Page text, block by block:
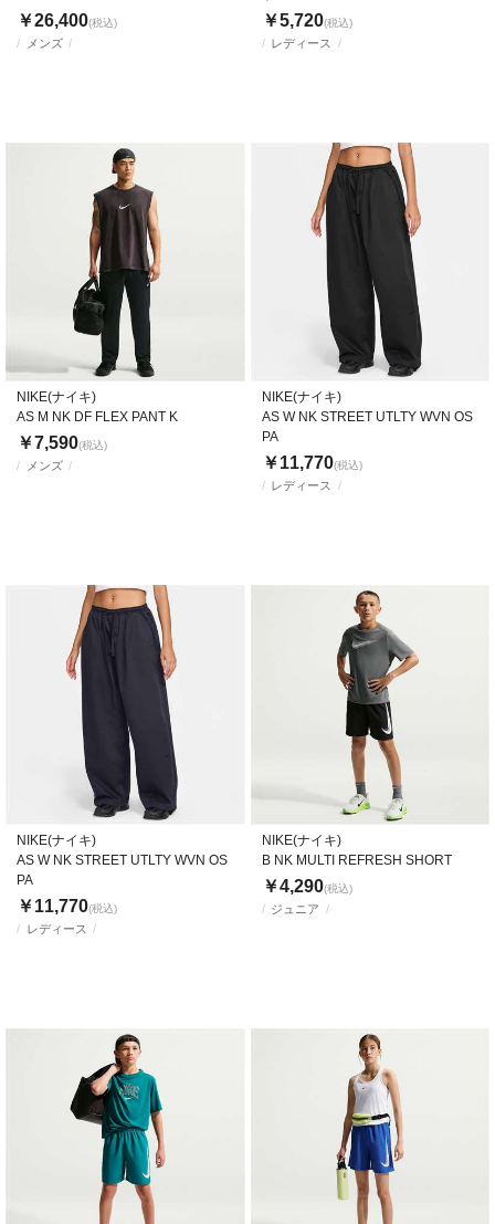
メンズ
￥26,400(税込)
レディース
￥5,720(税込)
メンズ
NIKE(ナイキ)
AS M NK DF FLEX PANT K
￥7,590(税込)
レディース
NIKE(ナイキ)
AS W NK STREET UTLTY WVN OS
PA
￥11,770(税込)
レディース
NIKE(ナイキ)
AS W NK STREET UTLTY WVN OS
PA
￥11,770(税込) ジュニア
NIKE(ナイキ)
B NK MULTI REFRESH SHORT
￥4,290(税込)